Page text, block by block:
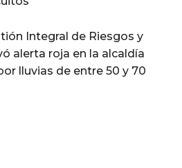
Integral de Riesgos y
alerta roja en la alcaldía
lluvias de entre 50 y 70